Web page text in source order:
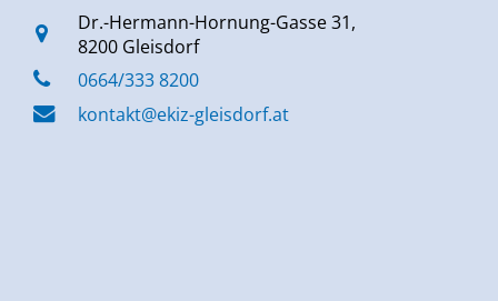
Dr.-Hermann-Hornung-Gasse 31,
8200 Gleisdorf
0664/333 8200
kontakt@ekiz-gleisdorf.at